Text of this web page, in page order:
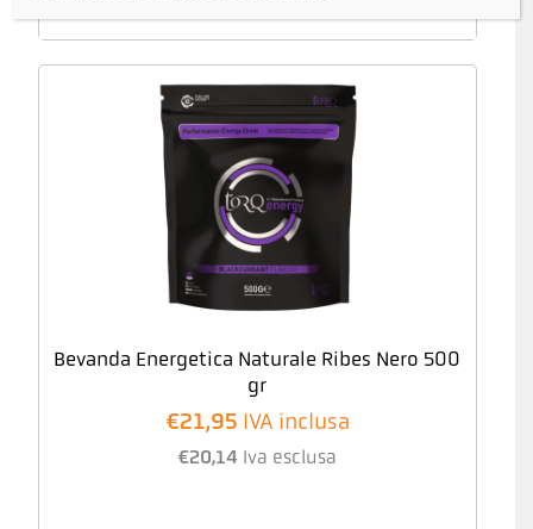
Bevanda Energetica Naturale Ribes Nero 500
gr
€21,95 IVA inclusa
€20,14 Iva esclusa